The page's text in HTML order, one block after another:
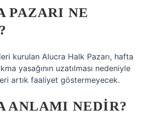
PAZARI NE
kurulan Alucra Halk Pazarı, hafta
yasağının uzatılması nedeniyle
artık faaliyet göstermeyecek.
ANLAMI NEDIR?